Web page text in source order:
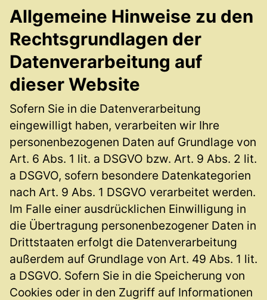
Allgemeine Hinweise zu den
Rechtsgrundlagen der
Datenverarbeitung auf
dieser Website
Sofern Sie in die Datenverarbeitung
eingewilligt haben, verarbeiten wir Ihre
personenbezogenen Daten auf Grundlage von
Art. 6 Abs. 1 lit. a DSGVO bzw. Art. 9 Abs. 2 lit.
a DSGVO, sofern besondere Datenkategorien
nach Art. 9 Abs. 1 DSGVO verarbeitet werden.
Im Falle einer ausdrücklichen Einwilligung in
die Übertragung personenbezogener Daten in
Drittstaaten erfolgt die Datenverarbeitung
außerdem auf Grundlage von Art. 49 Abs. 1 lit.
a DSGVO. Sofern Sie in die Speicherung von
Cookies oder in den Zugriff auf Informationen